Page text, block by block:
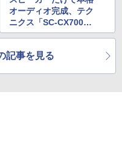
オーディオ完成、テク
ニクス「SC-CX700」
を使い倒す
記事を見る